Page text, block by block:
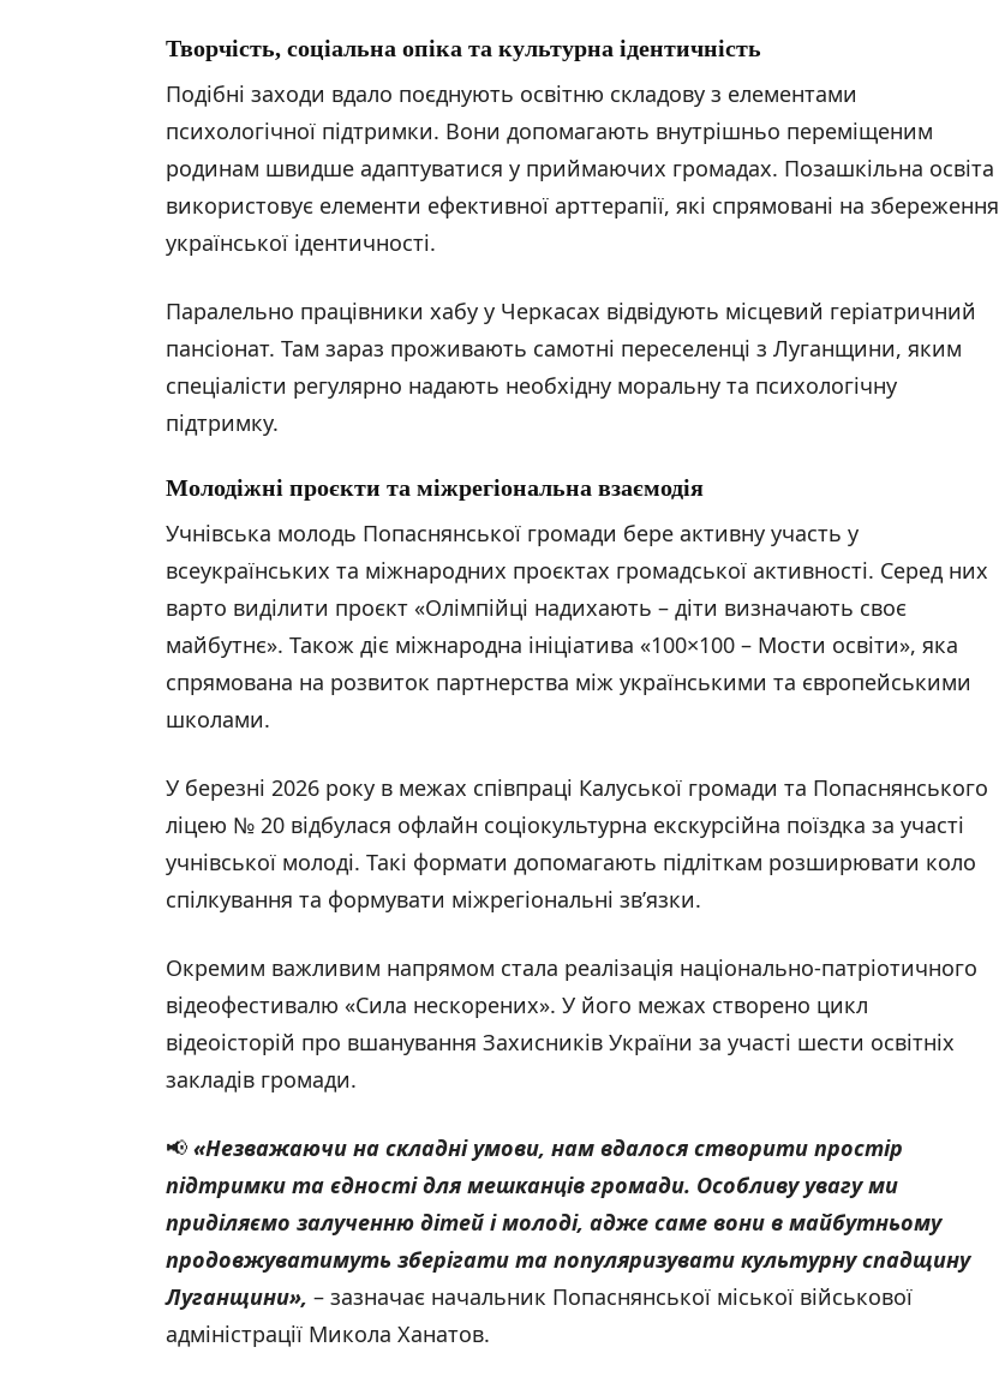
Творчість, соціальна опіка та культурна ідентичність
Подібні заходи вдало поєднують освітню складову з елементами
психологічної підтримки. Вони допомагають внутрішньо переміщеним
родинам швидше адаптуватися у приймаючих громадах. Позашкільна освіта
використовує елементи ефективної арттерапії, які спрямовані на збереження
української ідентичності.
Паралельно працівники хабу у Черкасах відвідують місцевий геріатричний
пансіонат. Там зараз проживають самотні переселенці з Луганщини, яким
спеціалісти регулярно надають необхідну моральну та психологічну
підтримку.
Молодіжні проєкти та міжрегіональна взаємодія
Учнівська молодь Попаснянської громади бере активну участь у
всеукраїнських та міжнародних проєктах громадської активності. Серед них
варто виділити проєкт «Олімпійці надихають – діти визначають своє
майбутнє». Також діє міжнародна ініціатива «100×100 – Мости освіти», яка
спрямована на розвиток партнерства між українськими та європейськими
школами.
У березні 2026 року в межах співпраці Калуської громади та Попаснянського
ліцею № 20 відбулася офлайн соціокультурна екскурсійна поїздка за участі
учнівської молоді. Такі формати допомагають підліткам розширювати коло
спілкування та формувати міжрегіональні зв’язки.
Окремим важливим напрямом стала реалізація національно-патріотичного
відеофестивалю «Сила нескорених». У його межах створено цикл
відеоісторій про вшанування Захисників України за участі шести освітніх
закладів громади.
📢 «Незважаючи на складні умови, нам вдалося створити простір
підтримки та єдності для мешканців громади. Особливу увагу ми
приділяємо залученню дітей і молоді, адже саме вони в майбутньому
продовжуватимуть зберігати та популяризувати культурну спадщину
Луганщини», – зазначає начальник Попаснянської міської військової
адміністрації Микола Ханатов.